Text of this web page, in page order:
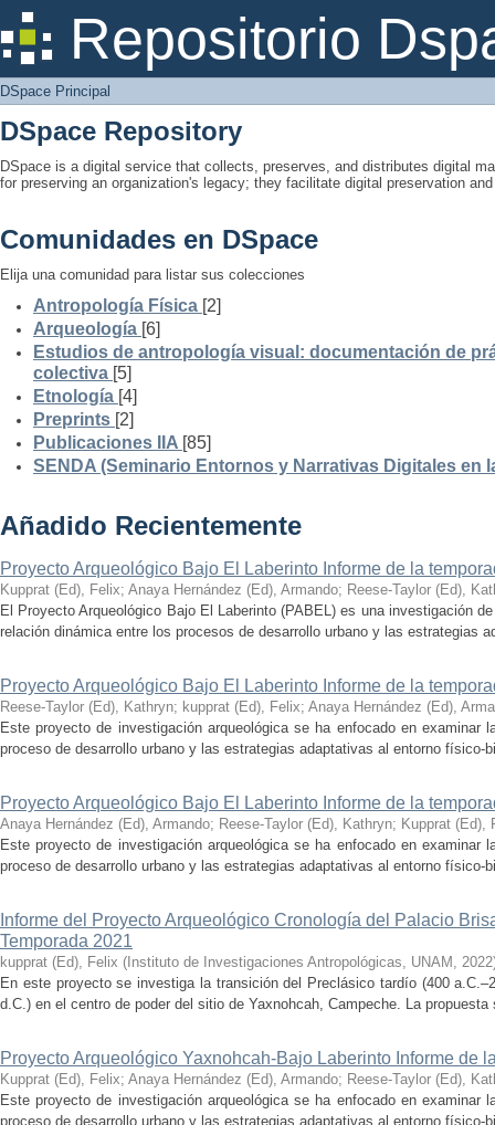
Repositorio
DSpace Principal
DSpace Principal
DSpace Repository
DSpace is a digital service that collects, preserves, and distributes digital
for preserving an organization's legacy; they facilitate digital preservation
Comunidades en DSpace
Elija una comunidad para listar sus colecciones
Antropología Física [2]
Arqueología [6]
Estudios de antropología visual: documentación de
colectiva [5]
Etnología [4]
Preprints [2]
Publicaciones IIA [85]
SENDA (Seminario Entornos y Narrativas Digitales en
Añadido Recientemente
Proyecto Arqueológico Bajo El Laberinto Informe de la
Kupprat (Ed), Felix; Anaya Hernández (Ed), Armando; Reese-Taylor (Ed),
El Proyecto Arqueológico Bajo El Laberinto (PABEL) es una investigación
relación dinámica entre los procesos de desarrollo urbano y las estrategias
Proyecto Arqueológico Bajo El Laberinto Informe de la
Reese-Taylor (Ed), Kathryn; kupprat (Ed), Felix; Anaya Hernández (Ed),
Este proyecto de investigación arqueológica se ha enfocado en examinar
proceso de desarrollo urbano y las estrategias adaptativas al entorno físico-
Proyecto Arqueológico Bajo El Laberinto Informe de la
Anaya Hernández (Ed), Armando; Reese-Taylor (Ed), Kathryn; Kupprat (Ed),
Este proyecto de investigación arqueológica se ha enfocado en examinar
proceso de desarrollo urbano y las estrategias adaptativas al entorno físico-
Informe del Proyecto Arqueológico Cronología del Palacio
Temporada 2021
kupprat (Ed), Felix ( Instituto de Investigaciones Antropológicas, UNAM , 2022
En este proyecto se investiga la transición del Preclásico tardío (400
d.C.) en el centro de poder del sitio de Yaxnohcah, Campeche. La
Proyecto Arqueológico Yaxnohcah-Bajo Laberinto Informe de
Kupprat (Ed), Felix; Anaya Hernández (Ed), Armando; Reese-Taylor (Ed),
Este proyecto de investigación arqueológica se ha enfocado en examinar
proceso de desarrollo urbano y las estrategias adaptativas al entorno físico-